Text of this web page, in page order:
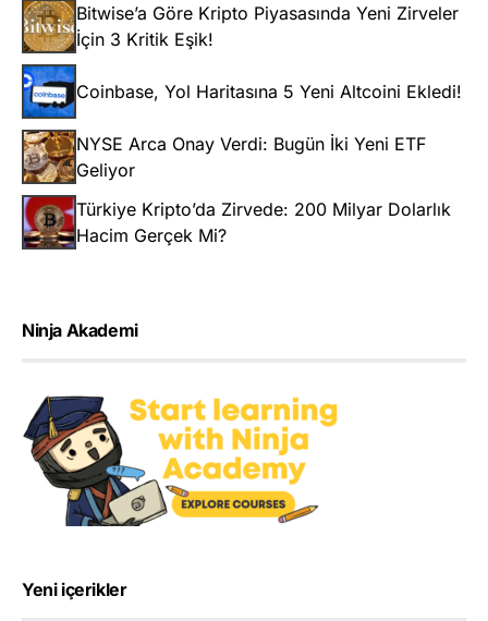
Bitwise’a Göre Kripto Piyasasında Yeni Zirveler
İçin 3 Kritik Eşik!
Coinbase, Yol Haritasına 5 Yeni Altcoini Ekledi!
NYSE Arca Onay Verdi: Bugün İki Yeni ETF
Geliyor
Türkiye Kripto’da Zirvede: 200 Milyar Dolarlık
Hacim Gerçek Mi?
Ninja Akademi
Yeni içerikler